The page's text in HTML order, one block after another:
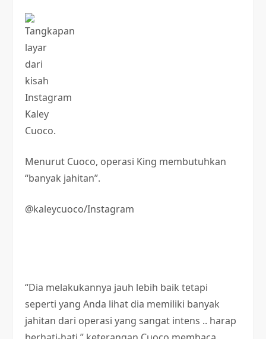
Menurut Cuoco, operasi King membutuhkan
“banyak jahitan”.
@kaleycuoco/Instagram
“Dia melakukannya jauh lebih baik tetapi
seperti yang Anda lihat dia memiliki banyak
jahitan dari operasi yang sangat intens .. harap